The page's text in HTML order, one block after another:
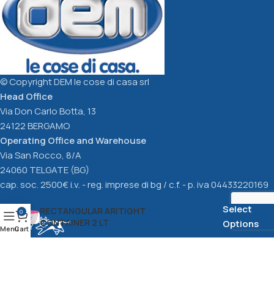
Select Options Add To Cart
© Copyright DEM le cose di casa srl
Head Office
Via Don Carlo Botta, 13
24122 BERGAMO
Operating Office and Warehouse
Via San Rocco, 8/A
24060 TELGATE (BG)
cap. soc. 2500€ i.v. - reg. imprese di bg / c.f. - p. iva 04433220169
RECTANGULAR ARITIGHT
CONTAINER 2 LT
Select
Options
Menu
0
Cart